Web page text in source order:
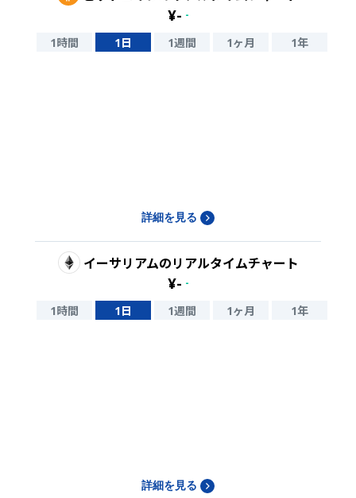
¥- -
1時間 1日 1週間 1ヶ月 1年
詳細を見る
イーサリアムのリアルタイムチャート
¥- -
1時間 1日 1週間 1ヶ月 1年
詳細を見る